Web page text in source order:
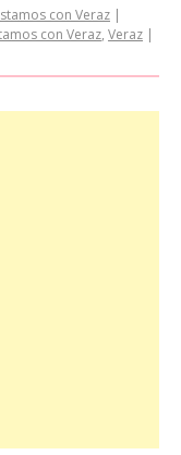
con Veraz |
con Veraz, Veraz |